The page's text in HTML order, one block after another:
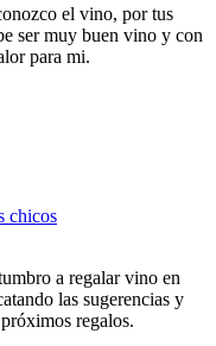
el vino, por tus
ser muy buen vino y con
para mi.
chicos
a regalar vino en
las sugerencias y
regalos.